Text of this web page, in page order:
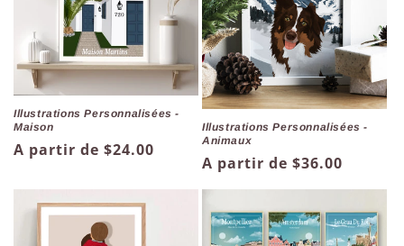
Illustrations Personnalisées -
Maison
Prix
A partir de $24.00
Illustrations Personnalisées -
Animaux
Prix
habituel
A partir de $36.00